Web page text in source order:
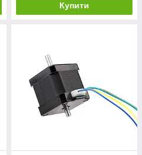
Купити